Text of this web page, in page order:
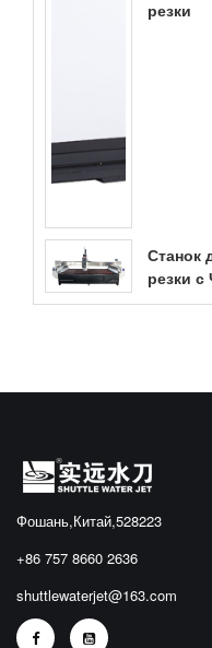
резки
Станок
резки
Фошань,Китай,528223
+86 757 8660 2636
shuttlewaterjet@163.com